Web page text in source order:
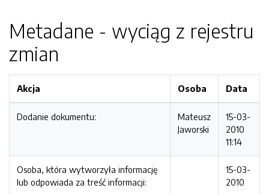
Metadane - wyciąg z rejestru
zmian
Akcja Osoba Data
Dodanie dokumentu:
Mateusz
Jaworski
15-03-
2010
11:14
Osoba, która wytworzyła informację
lub odpowiada za treść informacji:
15-03-
2010